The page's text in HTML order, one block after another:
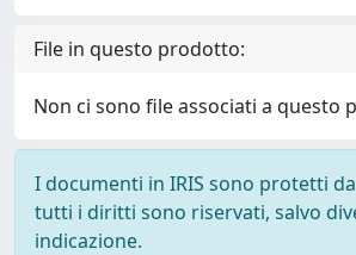
File in questo prodotto:
Non ci sono file associati a questo
I documenti in IRIS sono protetti
tutti i diritti sono riservati, salvo
indicazione.